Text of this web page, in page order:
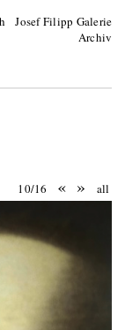
Josef Filipp Galerie
Archiv
10/16 « » all